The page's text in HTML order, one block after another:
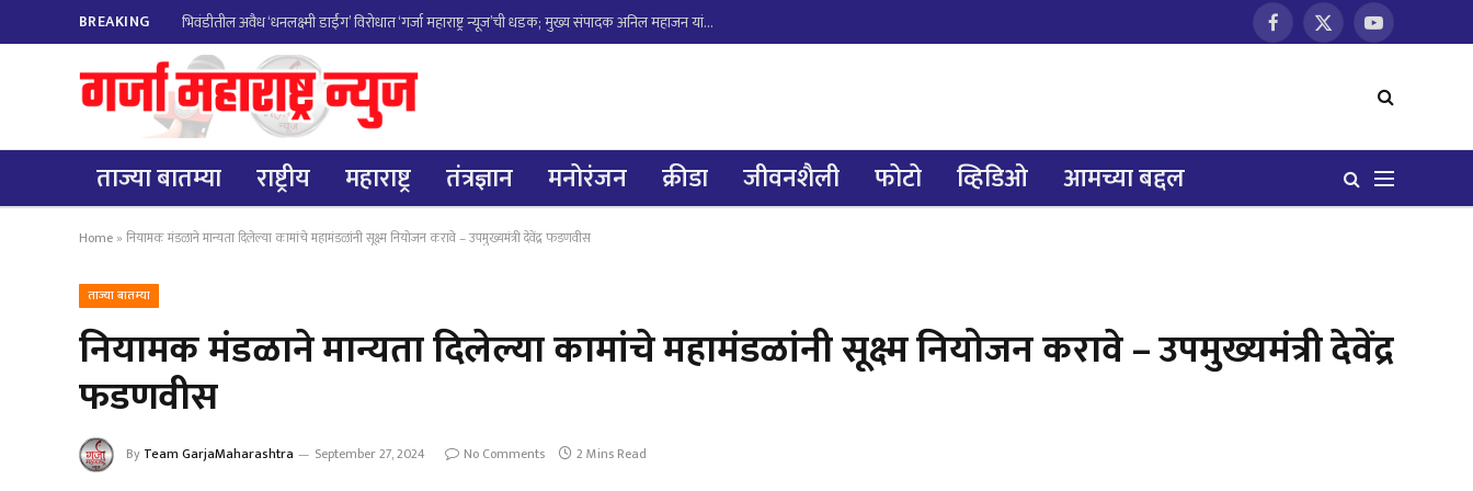
BREAKING भिवंडीतील अवैध ‘धनलक्ष्मी डाईंग’ विरोधात ‘गर्जा महाराष्ट्र न्यूज’ची धडक; मुख्य संपादक अनिल महाजन यांच्या पुढाकाराने पर्यावरण मंत्री व महाराष्ट्र प्रदूषण नियंत्रण मंडळा कडे तक्रार दाखल. Facebook
X
YouTube
ताज्या बातम्या राष्ट्रीय महाराष्ट्र तंत्रज्ञान मनोरंजन क्रीडा जीवनशैली फोटो व्हिडिओ आमच्या बद्दल
Home » नियामक मंडळाने मान्यता दिलेल्या कामांचे महामंडळांनी सूक्ष्म नियोजन करावे – उपमुख्यमंत्री देवेंद्र फडणवीस
ताज्या बातम्या
नियामक मंडळाने मान्यता दिलेल्या कामांचे महामंडळांनी सूक्ष्म नियोजन करावे – उपमुख्यमंत्री देवेंद्र
फडणवीस
By Team GarjaMaharashtra September 27, 2024 No Comments 2 Mins Read